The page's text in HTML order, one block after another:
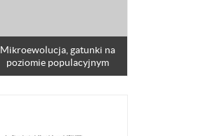
Mikroewolucja, gatunki na
poziomie populacyjnym